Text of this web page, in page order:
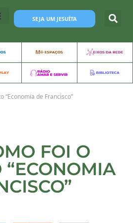
SEJA UM JESUÍTA
“Economia de Francisco”
FOI O
“ECONOMIA